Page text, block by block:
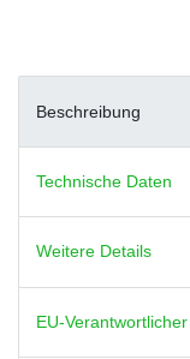
Beschreibung
Technische Daten
Weitere Details
EU-Verantwortlicher